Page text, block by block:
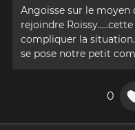
Angoisse sur le
rejoindre
compliquer la
se pose notre petit
0